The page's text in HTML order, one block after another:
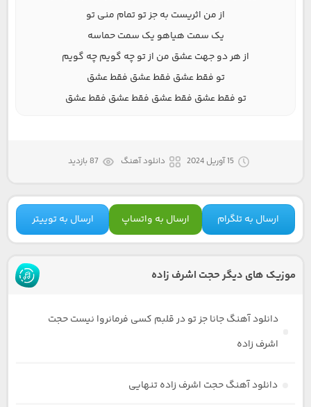
از من اثریست به جز تو تمام منی تو
یک سمت هیاهو یک سمت حماسه
از هر دو جهت عشق من از تو چه گویم چه گویم
تو فقط عشق فقط عشق فقط عشق
تو فقط عشق فقط عشق فقط عشق فقط عشق
15 آوریل 2024 دانلود آهنگ 87 بازدید
ارسال به تلگرام ارسال به واتساپ ارسال به توییتر
موزیک های دیگر حجت اشرف زاده
دانلود آهنگ جانا جز تو در قلبم کسی فرمانروا نیست حجت
اشرف زاده
دانلود آهنگ حجت اشرف زاده تنهایی